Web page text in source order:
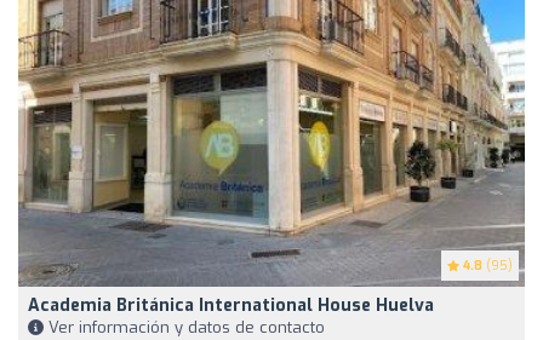
4.8 (95)
Academia Británica International House Huelva
Ver información y datos de contacto